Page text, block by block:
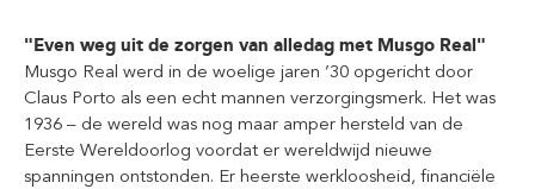
"Even weg uit de zorgen van alledag met Musgo Real"
Musgo Real werd in de woelige jaren ’30 opgericht door
Claus Porto als een echt mannen verzorgingsmerk. Het was
1936 – de wereld was nog maar amper hersteld van de
Eerste Wereldoorlog voordat er wereldwijd nieuwe
spanningen ontstonden. Er heerste werkloosheid, financiële